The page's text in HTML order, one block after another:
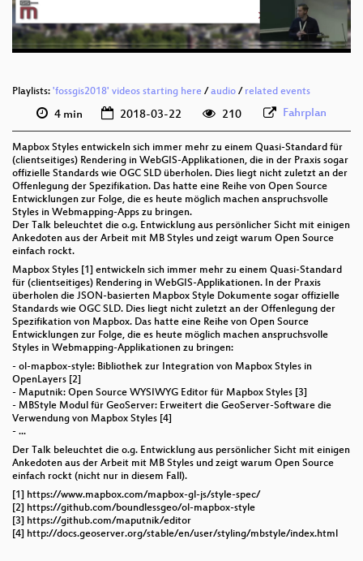
deu 576p (webm)
Playlists: 'fossgis2018' videos starting here /audio / related events
4 min 2018-03-22 210 Fahrplan
Mapbox Styles entwickeln sich immer mehr zu einem Quasi-Standard für
(clientseitiges) Rendering in WebGIS-Applikationen, die in der Praxis sogar
offizielle Standards wie OGC SLD überholen. Dies liegt nicht zuletzt an der
Offenlegung der Spezifikation. Das hatte eine Reihe von Open Source
Entwicklungen zur Folge, die es heute möglich machen anspruchsvolle
Styles in Webmapping-Apps zu bringen.
Der Talk beleuchtet die o.g. Entwicklung aus persönlicher Sicht mit einigen
Ankedoten aus der Arbeit mit MB Styles und zeigt warum Open Source
einfach rockt.
Mapbox Styles [1] entwickeln sich immer mehr zu einem Quasi-Standard
für (clientseitiges) Rendering in WebGIS-Applikationen. In der Praxis
überholen die JSON-basierten Mapbox Style Dokumente sogar offizielle
Standards wie OGC SLD. Dies liegt nicht zuletzt an der Offenlegung der
Spezifikation von Mapbox. Das hatte eine Reihe von Open Source
Entwicklungen zur Folge, die es heute möglich machen anspruchsvolle
Styles in Webmapping-Applikationen zu bringen:
- ol-mapbox-style: Bibliothek zur Integration von Mapbox Styles in
OpenLayers [2]
- Maputnik: Open Source WYSIWYG Editor für Mapbox Styles [3]
- MBStyle Modul für GeoServer: Erweitert die GeoServer-Software die
Verwendung von Mapbox Styles [4]
- ...
Der Talk beleuchtet die o.g. Entwicklung aus persönlicher Sicht mit einigen
Ankedoten aus der Arbeit mit MB Styles und zeigt warum Open Source
einfach rockt (nicht nur in diesem Fall).
[1] https://www.mapbox.com/mapbox-gl-js/style-spec/
[2] https://github.com/boundlessgeo/ol-mapbox-style
[3] https://github.com/maputnik/editor
[4] http://docs.geoserver.org/stable/en/user/styling/mbstyle/index.html